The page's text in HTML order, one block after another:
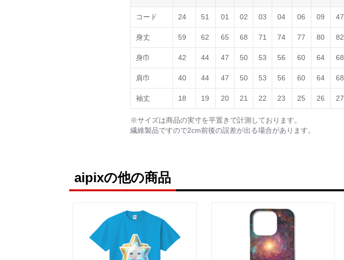
コード 24 51 01 02 03 04 06 09 47
身丈 59 62 65 68 71 74 77 80 82
身巾 42 44 47 50 53 56 60 64 68
肩巾 40 44 47 50 53 56 60 64 68
袖丈 18 19 20 21 22 23 25 26 27
※サイズは商品の実寸を平置きで計測しております。
繊維製品ですので2cm前後の誤差が出る場合があります。
aipixの他の商品